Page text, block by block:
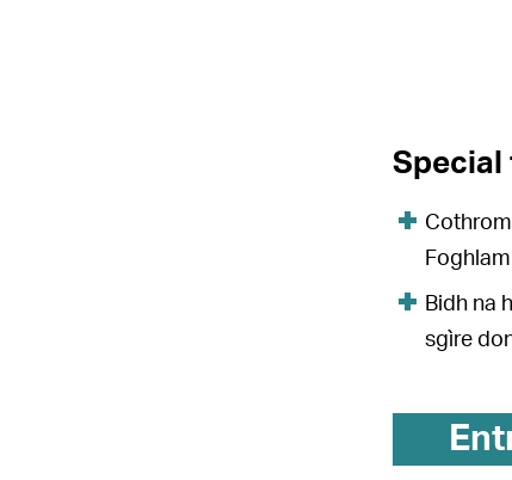
Special
Bidh na
sgìre